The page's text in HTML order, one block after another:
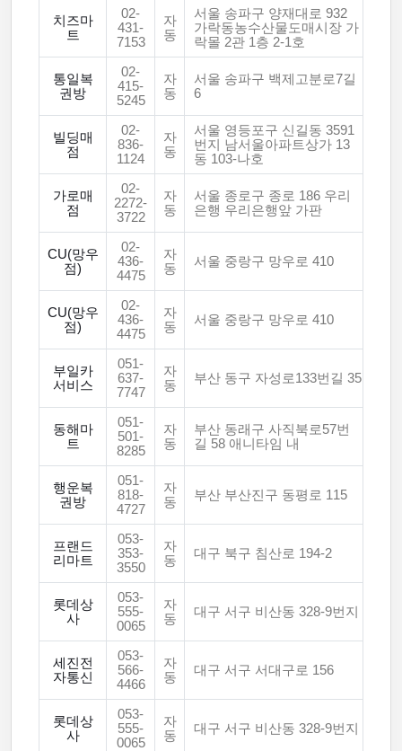
치즈마
트
02-
431-
7153
자
동
서울 송파구 양재대로 932
가락동농수산물도매시장 가
락몰 2관 1층 2-1호
통일복
권방
02-
415-
5245
자
동
서울 송파구 백제고분로7길
6
빌딩매
점
02-
836-
1124
자
동
서울 영등포구 신길동 3591
번지 남서울아파트상가 13
동 103-나호
가로매
점
02-
2272-
3722
자
동
서울 종로구 종로 186 우리
은행 우리은행앞 가판
CU(망우
점)
02-
436-
4475
자
동
서울 중랑구 망우로 410
CU(망우
점)
02-
436-
4475
자
동
서울 중랑구 망우로 410
부일카
서비스
051-
637-
7747
자
동
부산 동구 자성로133번길 35
동해마
트
051-
501-
8285
자
동
부산 동래구 사직북로57번
길 58 애니타임 내
행운복
권방
051-
818-
4727
자
동
부산 부산진구 동평로 115
프랜드
리마트
053-
353-
3550
자
동
대구 북구 침산로 194-2
롯데상
사
053-
555-
0065
자
동
대구 서구 비산동 328-9번지
세진전
자통신
053-
566-
4466
자
동
대구 서구 서대구로 156
롯데상
사
053-
555-
0065
자
동
대구 서구 비산동 328-9번지